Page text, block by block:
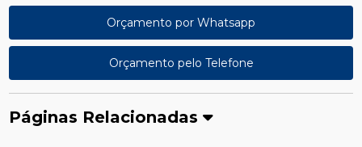
Orçamento por Whatsapp
Orçamento pelo Telefone
Páginas Relacionadas